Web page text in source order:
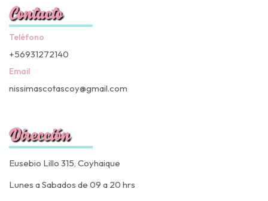
Contacto
Teléfono
+56931272140
Email
nissimascotascoy@gmail.com
Dirección
Eusebio Lillo 315, Coyhaique
Lunes a Sabados de 09 a 20 hrs